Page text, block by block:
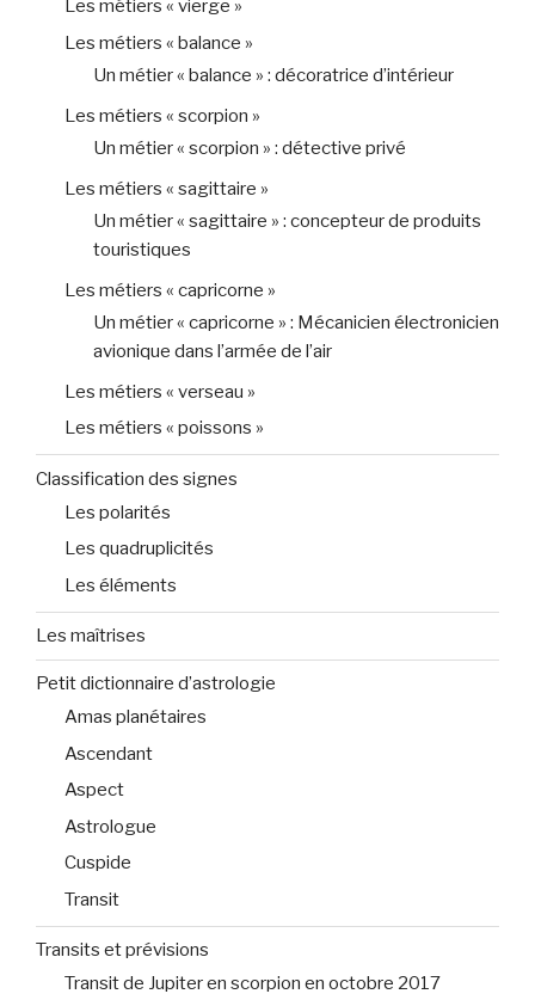
Les métiers « vierge »
Les métiers « balance »
Un métier « balance » : décoratrice d’intérieur
Les métiers « scorpion »
Un métier « scorpion » : détective privé
Les métiers « sagittaire »
Un métier « sagittaire » : concepteur de produits
touristiques
Les métiers « capricorne »
Un métier « capricorne » : Mécanicien électronicien
avionique dans l’armée de l’air
Les métiers « verseau »
Les métiers « poissons »
Classification des signes
Les polarités
Les quadruplicités
Les éléments
Les maîtrises
Petit dictionnaire d’astrologie
Amas planétaires
Ascendant
Aspect
Astrologue
Cuspide
Transit
Transits et prévisions
Transit de Jupiter en scorpion en octobre 2017